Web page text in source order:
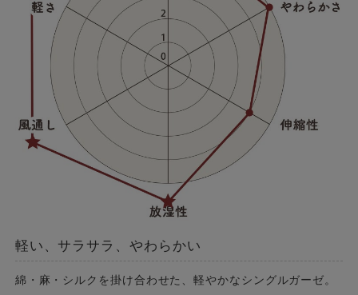
軽い、サラサラ、やわらかい
綿・麻・シルクを掛け合わせた、軽やかなシングルガーゼ。